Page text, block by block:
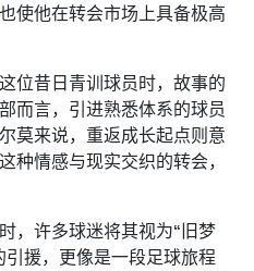
使他在转会市场上具备极高
位昔日青训球员时，故事的
而言，引进熟悉体系的球员
莫来说，重返成长起点则意
种情感与现实交织的转会，
，许多球迷将其视为“旧梦
援，更像是一段足球旅程